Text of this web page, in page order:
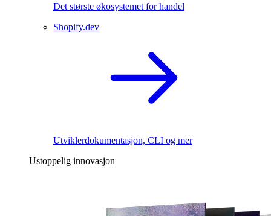
Det største økosystemet for handel
Shopify.dev
Utviklerdokumentasjon, CLI og mer
Ustoppelig innovasjon